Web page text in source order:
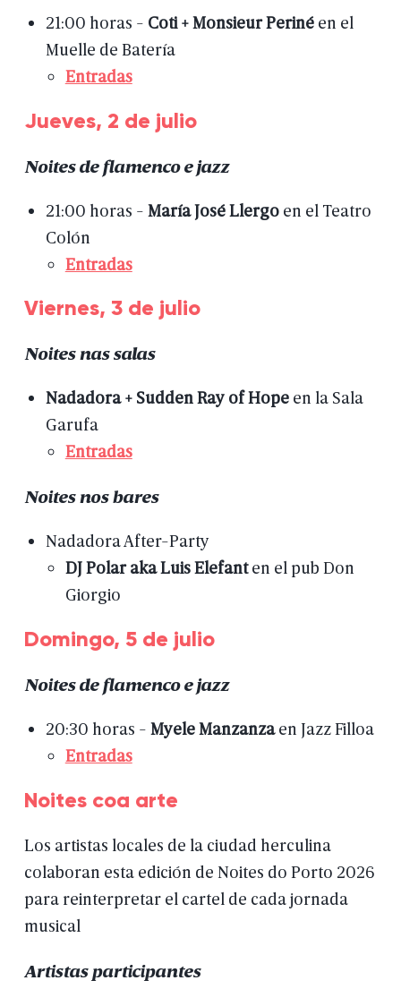
21:00 horas - Coti+MonsieurPerinéen el
Muelle de Batería
Entradas
Jueves, 2 de julio
Noitesdeflamencoejazz
21:00 horas - MaríaJoséLlergoen el Teatro
Colón
Entradas
Viernes, 3de julio
Noitesnassalas
Nadadora+SuddenRayofHope en laSala
Garufa
Entradas
Noitesnosbares
NadadoraAfter-Party
DJPolarakaLuisElefanten el pub Don
Giorgio
Domingo, 5de julio
Noitesdeflamencoejazz
20:30 horas - MyeleManzanzaen JazzFilloa
Entradas
Noitescoa arte
Los artistas locales de laciudad herculina
colaboran estaedición de Noites do Porto 2026
parareinterpretarel cartel de cadajornada
musical
Artistasparticipantes